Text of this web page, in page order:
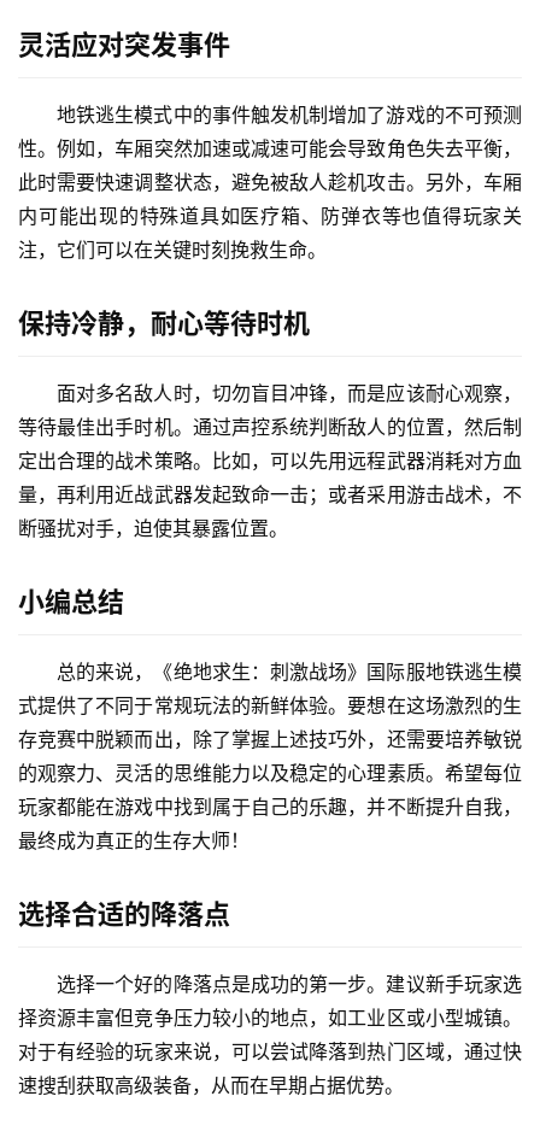
灵活应对突发事件
地铁逃生模式中的事件触发机制增加了游戏的不可预测
性。例如，车厢突然加速或减速可能会导致角色失去平衡，
此时需要快速调整状态，避免被敌人趁机攻击。另外，车厢
内可能出现的特殊道具如医疗箱、防弹衣等也值得玩家关
注，它们可以在关键时刻挽救生命。
保持冷静，耐心等待时机
面对多名敌人时，切勿盲目冲锋，而是应该耐心观察，
等待最佳出手时机。通过声控系统判断敌人的位置，然后制
定出合理的战术策略。比如，可以先用远程武器消耗对方血
量，再利用近战武器发起致命一击；或者采用游击战术，不
断骚扰对手，迫使其暴露位置。
小编总结
总的来说，《绝地求生：刺激战场》国际服地铁逃生模
式提供了不同于常规玩法的新鲜体验。要想在这场激烈的生
存竞赛中脱颖而出，除了掌握上述技巧外，还需要培养敏锐
的观察力、灵活的思维能力以及稳定的心理素质。希望每位
玩家都能在游戏中找到属于自己的乐趣，并不断提升自我，
最终成为真正的生存大师！
选择合适的降落点
选择一个好的降落点是成功的第一步。建议新手玩家选
择资源丰富但竞争压力较小的地点，如工业区或小型城镇。
对于有经验的玩家来说，可以尝试降落到热门区域，通过快
速搜刮获取高级装备，从而在早期占据优势。